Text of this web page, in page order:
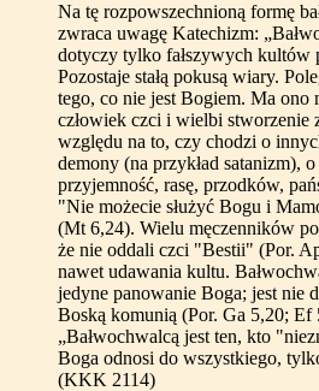
Na tę rozpowszechnioną formę
zwraca uwagę Katechizm:
dotyczy tylko fałszywych kultów
Pozostaje stałą pokusą wiary.
tego, co nie jest Bogiem. Ma ono
człowiek czci i wielbi stworzenie
względu na to, czy chodzi o
demony (na przykład satanizm), o
przyjemność, rasę, przodków,
"Nie możecie służyć Bogu i
(Mt 6,24). Wielu męczenników
że nie oddali czci "Bestii" (Por.
nawet udawania kultu.
jedyne panowanie Boga; jest nie
Boską komunią (Por. Ga 5,20;
„Bałwochwalcą jest ten, kto
Boga odnosi do wszystkiego,
(KKK 2114)